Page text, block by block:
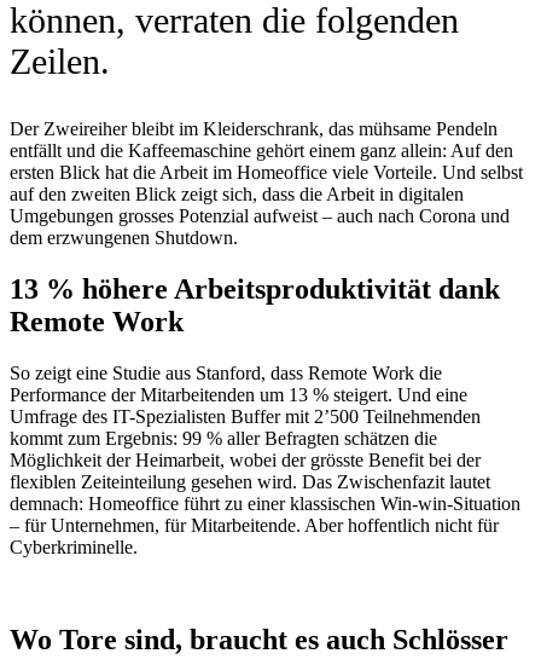
können, verraten die folgenden
Zeilen.
Der Zweireiher bleibt im Kleiderschrank, das mühsame Pendeln
entfällt und die Kaffeemaschine gehört einem ganz allein: Auf den
ersten Blick hat die Arbeit im Homeoffice viele Vorteile. Und selbst
auf den zweiten Blick zeigt sich, dass die Arbeit in digitalen
Umgebungen grosses Potenzial aufweist – auch nach Corona und
dem erzwungenen Shutdown.
13 % höhere Arbeitsproduktivität dank
Remote Work
So zeigt eine Studie aus Stanford, dass Remote Work die
Performance der Mitarbeitenden um 13 % steigert. Und eine
Umfrage des IT-Spezialisten Buffer mit 2’500 Teilnehmenden
kommt zum Ergebnis: 99 % aller Befragten schätzen die
Möglichkeit der Heimarbeit, wobei der grösste Benefit bei der
flexiblen Zeiteinteilung gesehen wird. Das Zwischenfazit lautet
demnach: Homeoffice führt zu einer klassischen Win-win-Situation
– für Unternehmen, für Mitarbeitende. Aber hoffentlich nicht für
Cyberkriminelle.
Wo Tore sind, braucht es auch Schlösser